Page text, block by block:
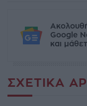
Google
και
ΣΧΕΤΙΚΆ